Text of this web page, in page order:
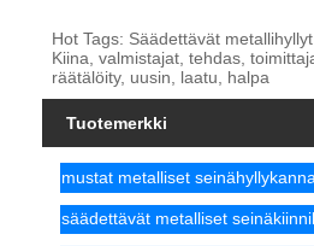
Hot Tags: Säädettävät
Kiina, valmistajat, tehdas,
räätälöity, uusin, laatu, halpa
Tuotemerkki
mustat metalliset
säädettävät metalliset